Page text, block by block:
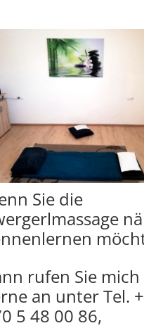
Sie die
rufen Sie mich
an unter Tel.
5 48 00 86,